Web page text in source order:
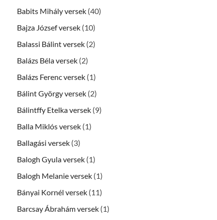
Babits Mihály versek (40)
Bajza József versek (10)
Balassi Bálint versek (2)
Balázs Béla versek (2)
Balázs Ferenc versek (1)
Bálint György versek (2)
Bálintffy Etelka versek (9)
Balla Miklós versek (1)
Ballagási versek (3)
Balogh Gyula versek (1)
Balogh Melanie versek (1)
Bányai Kornél versek (11)
Barcsay Ábrahám versek (1)